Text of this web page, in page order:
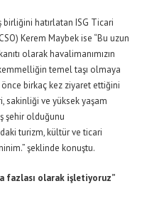
birliğini hatırlatan ISG Ticari
SO) Kerem Maybekise “Bu uzun
olarak havalimanımızın
temel taşı olmaya
önce birkaç kez ziyaret ettiğini
sakinliği ve yüksek yaşam
şehir olduğunu
turizm, kültür ve ticari
şeklinde konuştu.
fazlası olarak işletiyoruz”